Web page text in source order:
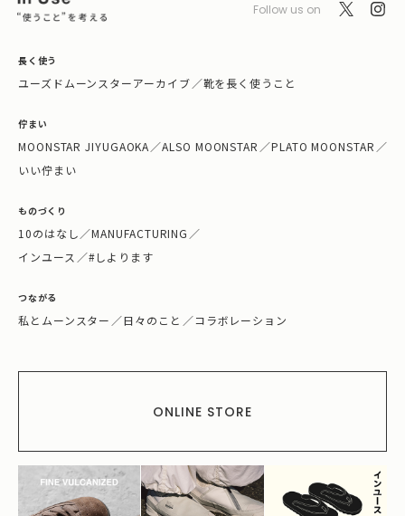
Follow us on
長く使う
ユーズドムーンスターアーカイブ ／靴を長く使うこと
佇まい
MOONSTAR JIYUGAOKA ／ALSO MOONSTAR ／PLATO MOONSTAR ／
いい佇まい
ものづくり
10のはなし ／MANUFACTURING ／
インユース ／#しよります
つながる
私とムーンスター ／日々のこと ／コラボレーション
ONLINE STORE